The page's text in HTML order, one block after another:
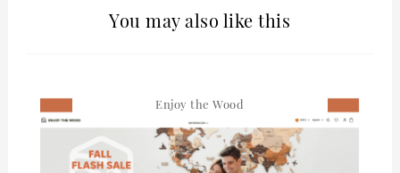
You may also like this
Enjoy the Wood